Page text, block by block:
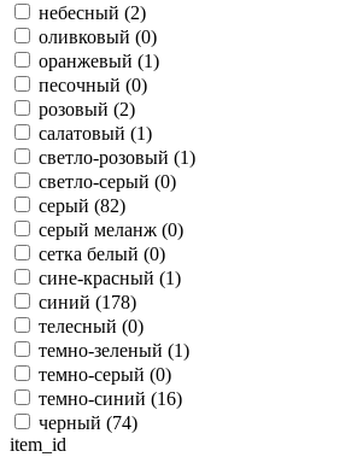
небесный (2)
оливковый (0)
оранжевый (1)
песочный (0)
розовый (2)
салатовый (1)
светло-розовый (1)
светло-серый (0)
серый (82)
серый меланж (0)
сетка белый (0)
сине-красный (1)
синий (178)
телесный (0)
темно-зеленый (1)
темно-серый (0)
темно-синий (16)
черный (74)
item_id